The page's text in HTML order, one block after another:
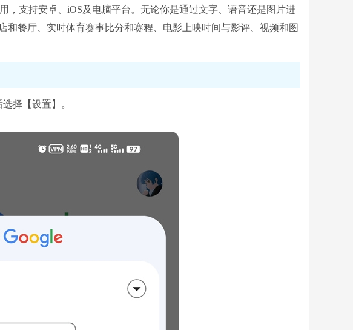
，支持安卓、iOS及电脑平台。无论你是通过文字、语音还是图片进
餐厅、实时体育赛事比分和赛程、电影上映时间与影评、视频和图
择【设置】。